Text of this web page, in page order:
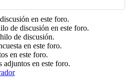
en este foro.
de discusión en este foro.
de discusión.
en este foro.
en este foro.
adjuntos en este foro.